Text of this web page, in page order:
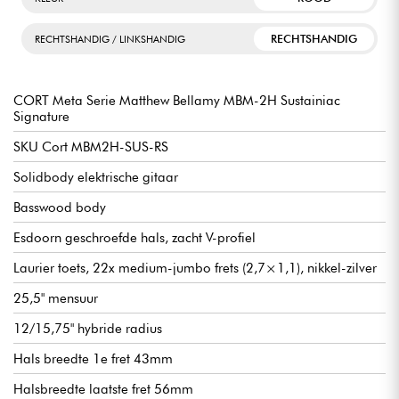
RECHTSHANDIG / LINKSHANDIG RECHTSHANDIG
CORT Meta Serie Matthew Bellamy MBM-2H Sustainiac
Signature
SKU Cort MBM2H-SUS-RS
Solidbody elektrische gitaar
Basswood body
Esdoorn geschroefde hals, zacht V-profiel
Laurier toets, 22x medium-jumbo frets (2,7×1,1), nikkel-zilver
25,5" mensuur
12/15,75" hybride radius
Hals breedte 1e fret 43mm
Halsbreedte laatste fret 56mm